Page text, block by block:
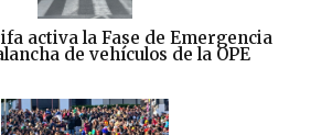
activa la Fase de Emergencia
de vehículos de la OPE